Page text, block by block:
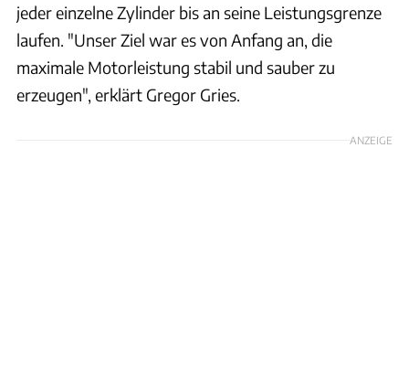
jeder einzelne Zylinder bis an seine Leistungsgrenze
laufen. "Unser Ziel war es von Anfang an, die
maximale Motorleistung stabil und sauber zu
erzeugen", erklärt Gregor Gries.
ANZEIGE